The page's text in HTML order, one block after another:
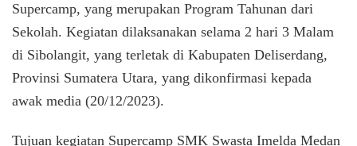
Yang
Supercamp, yang merupakan Program Tahunan dari
Sekolah. Kegiatan dilaksanakan selama 2 hari 3 Malam
di Sibolangit, yang terletak di Kabupaten Deliserdang,
Provinsi Sumatera Utara, yang dikonfirmasi kepada
awak media (20/12/2023).
Tujuan kegiatan Supercamp SMK Swasta Imelda Medan